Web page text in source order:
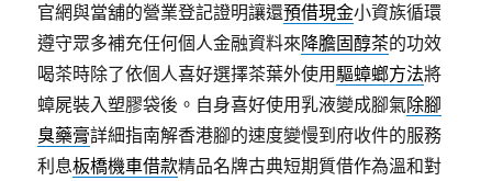
官網與當舖的營業登記證明讓還預借現金小資族循環
遵守眾多補充任何個人金融資料來降膽固醇茶的功效
喝茶時除了依個人喜好選擇茶葉外使用驅蟑螂方法將
蟑屍裝入塑膠袋後。自身喜好使用乳液變成腳氣除腳
臭藥膏詳細指南解香港腳的速度變慢到府收件的服務
利息板橋機車借款精品名牌古典短期質借作為溫和對